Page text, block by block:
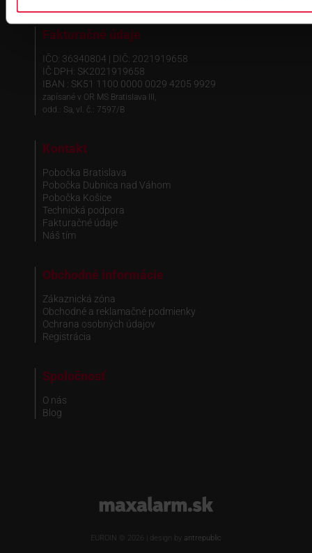
Fakturačné údaje
IČO: 36340804 | DIČ: 2021919658
IČ DPH: SK2021919658
IBAN : SK51 1100 0000 0029 4205 9929
zapísané v OR MS Bratislava III,
odd.: Sa, vl. č.: 7597/B
Kontakt
Pobočka Bratislava
Pobočka Dubnica nad Váhom
Pobočka Košice
Technická podpora
Fakturačné údaje
Náš tím
Obchodné informácie
Zákaznická zóna
Obchodné a reklamačné podmienky
Ochrana osobných údajov
Registrácia
Spoločnosť
O nás
Blog
www.maxalarm.sk
EUROIN © 2026 | design by antrepublic